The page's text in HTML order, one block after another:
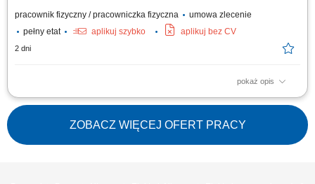
pracownik fizyczny / pracowniczka fizyczna
umowa zlecenie
pełny etat
aplikuj szybko aplikuj bez CV
2 dni
pokaż opis
Obowiązki: Montaż instalacji elektrycznych w obiektach przemysłowych i
handlowych; Uruchomienia instalacji elektrycznych; Pomiary elektryczne;
Wymagania: Wykształcenie elektryczne lub w trakcie nauki;
Doświadczenie zawodowe na podobnym stanowisku; Uprawnienia
elektryczne kat. E1; Umiejętność...
ZOBACZ WIĘCEJ OFERT PRACY